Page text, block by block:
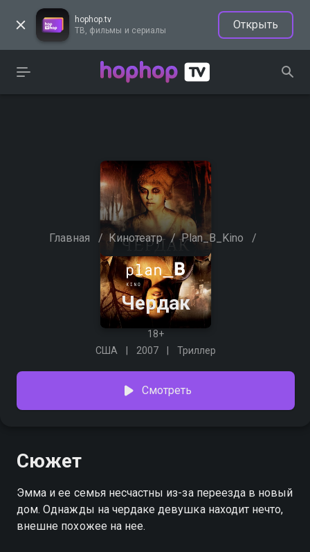
hophop.tv
ТВ, фильмы и сериалы
Открыть
Главная / Кинотеатр / Plan_B_Kino /
Чердак
18+
США
2007 Триллер
Смотреть
Сюжет
Эмма и ее семья несчастны из-за переезда в новый
дом. Однажды на чердаке девушка находит нечто,
внешне похожее на нее.